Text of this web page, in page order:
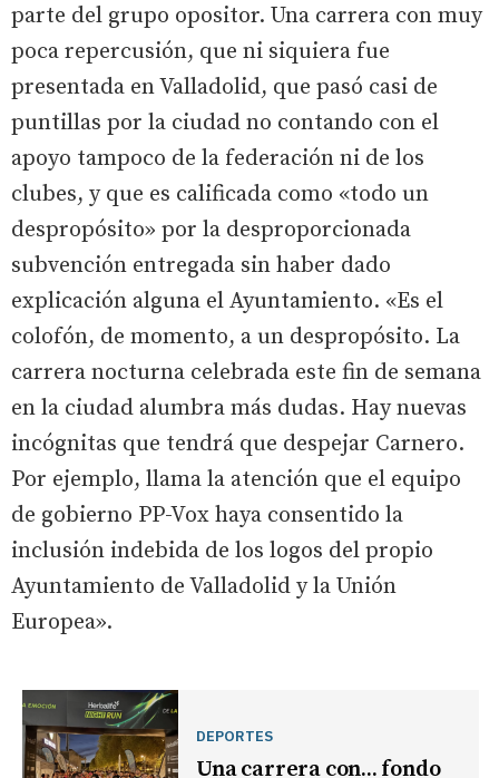
parte del grupo opositor. Una carrera con muy
poca repercusión, que ni siquiera fue
presentada en Valladolid, que pasó casi de
puntillas por la ciudad no contando con el
apoyo tampoco de la federación ni de los
clubes, y que es calificada como «todo un
despropósito» por la desproporcionada
subvención entregada sin haber dado
explicación alguna el Ayuntamiento. «Es el
colofón, de momento, a un despropósito. La
carrera nocturna celebrada este fin de semana
en la ciudad alumbra más dudas. Hay nuevas
incógnitas que tendrá que despejar Carnero.
Por ejemplo, llama la atención que el equipo
de gobierno PP-Vox haya consentido la
inclusión indebida de los logos del propio
Ayuntamiento de Valladolid y la Unión
Europea».
DEPORTES
Una carrera con... fondo